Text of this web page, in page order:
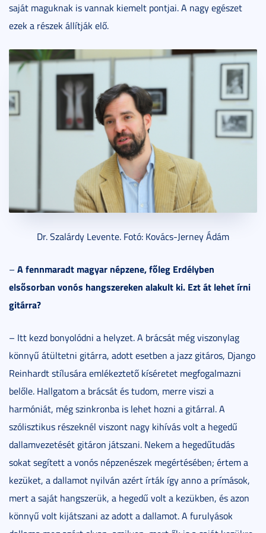
saját maguknak is vannak kiemelt pontjai. A nagy egészet
ezek a részek állítják elő.
Dr. Szalárdy Levente. Fotó: Kovács-Jerney Ádám
– A fennmaradt magyar népzene, főleg Erdélyben
elsősorban vonós hangszereken alakult ki. Ezt át lehet írni
gitárra?
– Itt kezd bonyolódni a helyzet. A brácsát még viszonylag
könnyű átültetni gitárra, adott esetben a jazz gitáros, Django
Reinhardt stílusára emlékeztető kíséretet megfogalmazni
belőle. Hallgatom a brácsát és tudom, merre viszi a
harmóniát, még szinkronba is lehet hozni a gitárral. A
szólisztikus részeknél viszont nagy kihívás volt a hegedű
dallamvezetését gitáron játszani. Nekem a hegedűtudás
sokat segített a vonós népzenészek megértésében; értem a
kezüket, a dallamot nyilván azért írták így anno a prímások,
mert a saját hangszerük, a hegedű volt a kezükben, és azon
könnyű volt kijátszani az adott a dallamot. A furulyások